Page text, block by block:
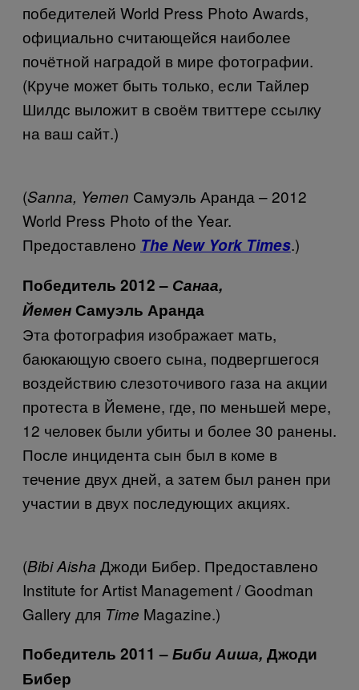
победителей World Press Photo Awards,
официально считающейся наиболее
почётной наградой в мире фотографии.
(Круче может быть только, если Тайлер
Шилдс выложит в своём твиттере ссылку
на ваш сайт.)
(Sanna, Yemen Самуэль Аранда – 2012
World Press Photo of the Year.
Предоставлено The New York Times.)
Победитель 2012 – Санаа,
ЙеменСамуэль Аранда
Эта фотография изображает мать,
баюкающую своего сына, подвергшегося
воздействию слезоточивого газа на акции
протеста в Йемене, где, по меньшей мере,
12 человек были убиты и более 30 ранены.
После инцидента сын был в коме в
течение двух дней, а затем был ранен при
участии в двух последующих акциях.
(Bibi Aisha Джоди Бибер. Предоставлено
Institute for Artist Management / Goodman
Gallery для Time Magazine.)
Победитель 2011 –Биби Аиша, Джоди
Бибер